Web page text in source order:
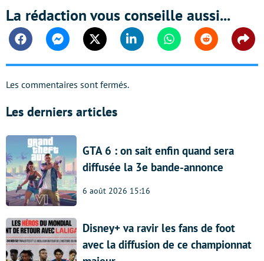
La rédaction vous conseille aussi...
FacebookMessengerTwitter Linkedin WhatsappReddit
Les commentaires sont fermés.
Les derniers articles
GTA 6 : on sait enfin quand sera
diffusée la 3e bande-annonce
6 août 2026 15:16
Disney+ va ravir les fans de foot
avec la diffusion de ce championnat